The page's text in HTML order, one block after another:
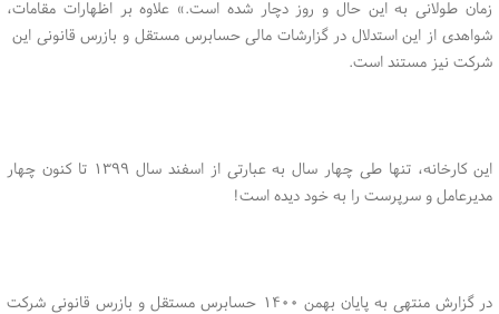
زمان طولانی به این حال و روز دچار شده است.» علاوه بر اظهارات مقامات،
شواهدی از این استدلال در گزارشات مالی حسابرس مستقل و بازرس قانونی این
شرکت نیز مستند است.
این کارخانه، تنها طی چهار سال به عبارتی از اسفند سال ۱۳۹۹ تا کنون چهار
مدیرعامل و سرپرست را به خود دیده است!
در گزارش منتهی به پایان بهمن ۱۴۰۰ حسابرس مستقل و بازرس قانونی شرکت